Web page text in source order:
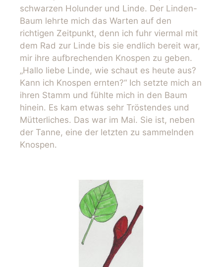
schwarzen Holunder und Linde. Der Linden-
Baum lehrte mich das Warten auf den
richtigen Zeitpunkt, denn ich fuhr viermal mit
dem Rad zur Linde bis sie endlich bereit war,
mir ihre aufbrechenden Knospen zu geben.
„Hallo liebe Linde, wie schaut es heute aus?
Kann ich Knospen ernten?“ Ich setzte mich an
ihren Stamm und fühlte mich in den Baum
hinein. Es kam etwas sehr Tröstendes und
Mütterliches. Das war im Mai. Sie ist, neben
der Tanne, eine der letzten zu sammelnden
Knospen.